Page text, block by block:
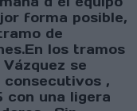
forma posible,
de
los tramos
se
,
con una ligera